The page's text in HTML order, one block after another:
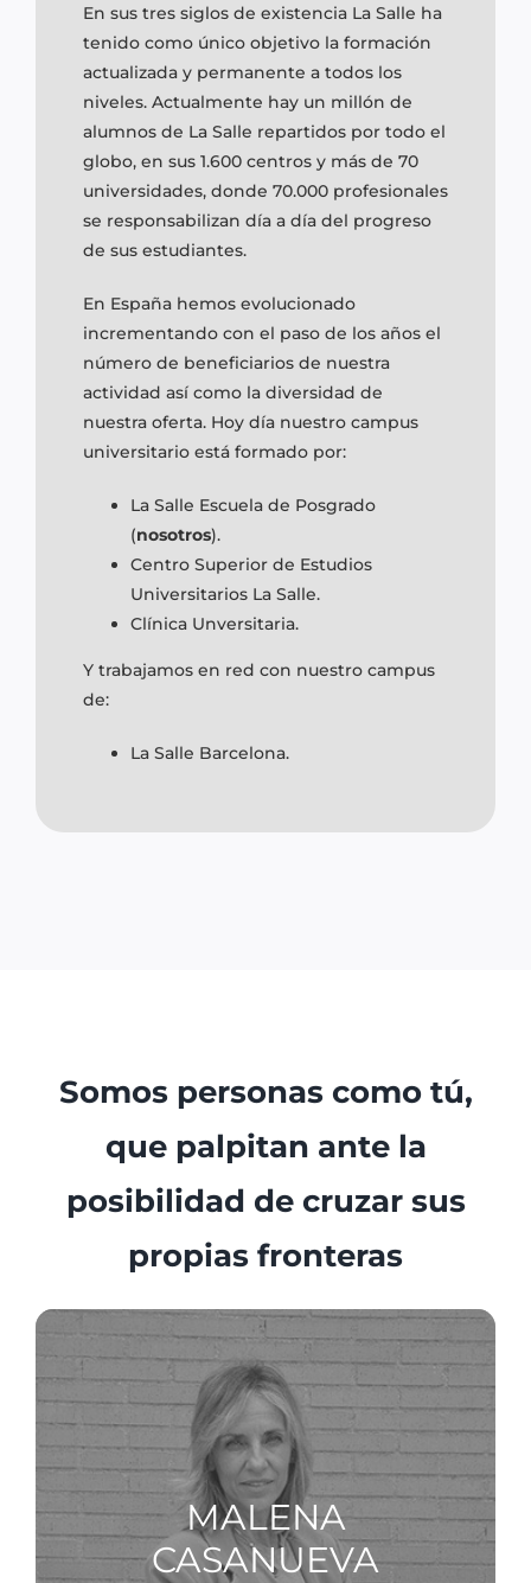
En sus tres siglos de existencia La Salle ha
tenido como único objetivo la formación
actualizada y permanente a todos los
niveles. Actualmente hay un millón de
alumnos de La Salle repartidos por todo el
globo, en sus 1.600 centros y más de 70
universidades, donde 70.000 profesionales
se responsabilizan día a día del progreso
de sus estudiantes.
En España hemos evolucionado
incrementando con el paso de los años el
número de beneficiarios de nuestra
actividad así como la diversidad de
nuestra oferta. Hoy día nuestro campus
universitario está formado por:
La Salle Escuela de Posgrado
(nosotros).
Centro Superior de Estudios
Universitarios La Salle.
Clínica Unversitaria.
Y trabajamos en red con nuestro campus
de:
La Salle Barcelona.
Somos personas como tú,
que palpitan ante la
posibilidad de cruzar sus
propias fronteras
MALENA
CASANUEVA